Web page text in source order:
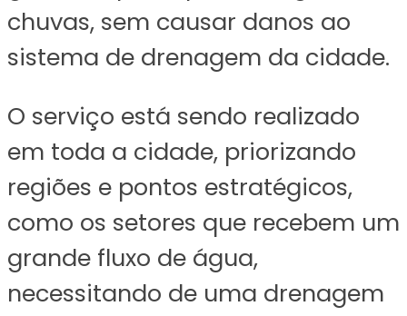
chuvas, sem causar danos ao
sistema de drenagem da cidade.
O serviço está sendo realizado
em toda a cidade, priorizando
regiões e pontos estratégicos,
como os setores que recebem um
grande fluxo de água,
necessitando de uma drenagem